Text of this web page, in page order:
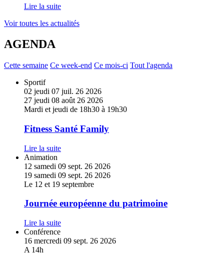
Lire la suite
Voir toutes les actualités
AGENDA
Cette semaine Ce week-end Ce mois-ci Tout l'agenda
En
savoir
plus
sur
Santé
Family
Sportif
02 jeudi 07 juil. 26 2026
27 jeudi 08 août 26 2026
Mardi et jeudi de 18h30 à 19h30
Fitness Santé Family
Lire la suite
En
savoir
plus
sur
européenne
patrimoine
Animation
12 samedi 09 sept. 26 2026
19 samedi 09 sept. 26 2026
Le 12 et 19 septembre
Journée européenne du patrimoine
Lire la suite
En
savoir
plus
Conférence
16 mercredi 09 sept. 26 2026
A 14h